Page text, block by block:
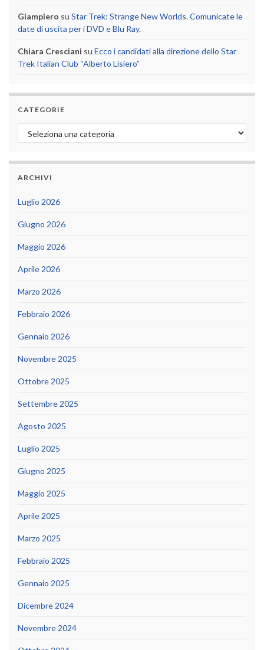
Giampiero su Star Trek: Strange New Worlds. Comunicate le
date di uscita per i DVD e Blu Ray.
Chiara Cresciani su Ecco i candidati alla direzione dello Star
Trek Italian Club “Alberto Lisiero”
CATEGORIE
Categorie
ARCHIVI
Luglio 2026
Giugno 2026
Maggio 2026
Aprile 2026
Marzo 2026
Febbraio 2026
Gennaio 2026
Novembre 2025
Ottobre 2025
Settembre 2025
Agosto 2025
Luglio 2025
Giugno 2025
Maggio 2025
Aprile 2025
Marzo 2025
Febbraio 2025
Gennaio 2025
Dicembre 2024
Novembre 2024